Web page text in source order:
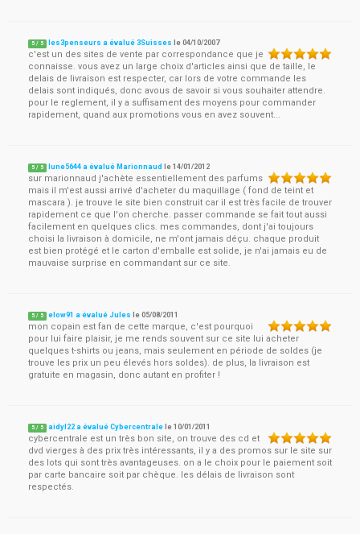
5 / 5 les3penseurs a évalué 3Suisses le04/10/2007
c'est un des sites de vente par correspondance que je
connaisse. vous avez un large choix d'articles ainsi que de taille, le
delais de livraison est respecter, car lors de votre commande les
delais sont indiqués, donc avous de savoir si vous souhaiter attendre.
pour le reglement, il y a suffisament des moyens pour commander
rapidement, quand aux promotions vous en avez souvent...
5 / 5 lune5644 a évalué Marionnaud le14/01/2012
sur marionnaud j'achète essentiellement des parfums
mais il m'est aussi arrivé d'acheter du maquillage ( fond de teint et
mascara ). je trouve le site bien construit car il est très facile de trouver
rapidement ce que l'on cherche. passer commande se fait tout aussi
facilement en quelques clics. mes commandes, dont j'ai toujours
choisi la livraison à domicile, ne m'ont jamais déçu. chaque produit
est bien protégé et le carton d'emballe est solide, je n'ai jamais eu de
mauvaise surprise en commandant sur ce site.
5 / 5 elow91 a évalué Jules le05/08/2011
mon copain est fan de cette marque, c'est pourquoi
pour lui faire plaisir, je me rends souvent sur ce site lui acheter
quelques t-shirts ou jeans, mais seulement en période de soldes (je
trouve les prix un peu élevés hors soldes). de plus, la livraison est
gratuite en magasin, donc autant en profiter !
5 / 5 aidyl22 a évalué Cybercentrale le10/01/2011
cybercentrale est un très bon site, on trouve des cd et
dvd vierges à des prix très intéressants, il y a des promos sur le site sur
des lots qui sont très avantageuses. on a le choix pour le paiement soit
par carte bancaire soit par chèque. les délais de livraison sont
respectés.